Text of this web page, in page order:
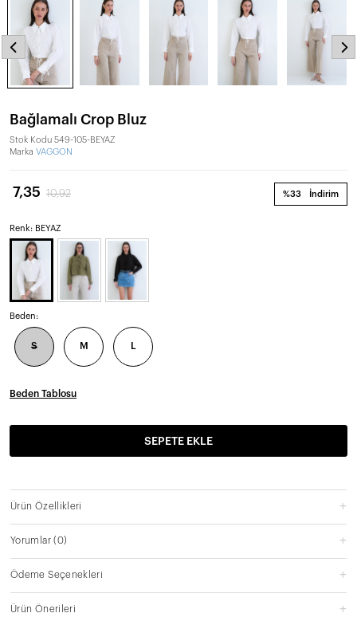
Bağlamalı Crop Bluz
Stok Kodu 549-105-BEYAZ
Marka VAGGON
%33 İndirim
7,35 10,92
Renk: BEYAZ
Beden:
S M L
Beden Tablosu
SEPETE EKLE
Ürün Özellikleri
Yorumlar(0)
Ödeme Seçenekleri
Ürün Önerileri